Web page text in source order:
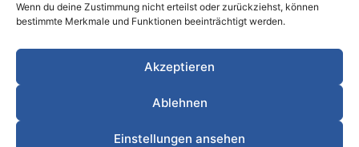
Wenn du deine Zustimmung nicht erteilst oder zurückziehst, können
bestimmte Merkmale und Funktionen beeinträchtigt werden.
Akzeptieren
Ablehnen
Einstellungen ansehen
Berichte & Analysen Business
Einkauf & Beschaffung
Gesundheit & Vorsorge
Meetings & Protokolle
Personal & HR Planung & Strategie